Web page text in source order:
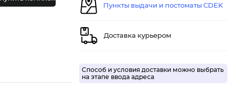
Пункты выдачи и постоматы CDEK
Доставка курьером
Способ и условия доставки можно выбрать
на этапе ввода адреса